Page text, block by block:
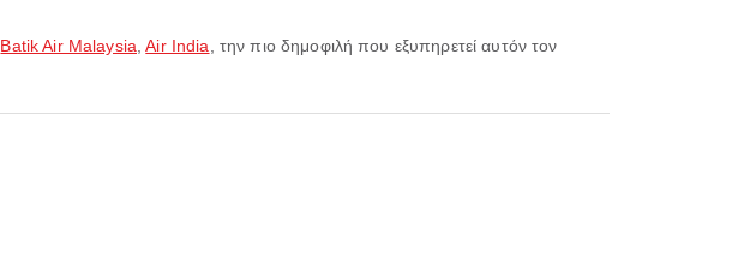
Batik Air Malaysia ,Air India , την πιο δημοφιλή που εξυπηρετεί αυτόν τον